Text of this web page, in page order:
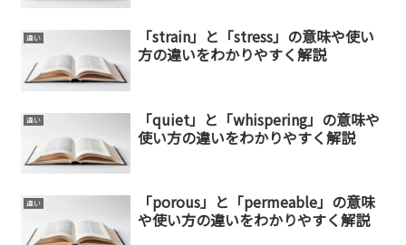
違い
「strain」と「stress」の意味や使い
方の違いをわかりやすく解説
違い
「quiet」と「whispering」の意味や
使い方の違いをわかりやすく解説
違い
「porous」と「permeable」の意味
や使い方の違いをわかりやすく解説